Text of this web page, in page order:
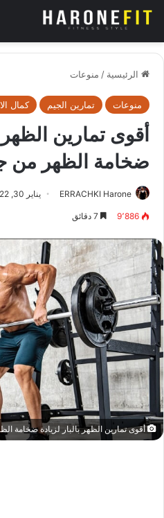
الرئيسية / منوعات
منوعات تمارين الجيم كمال
أقوى تمارين الظهر
ضخامة الظهر من
ERRACHKI Harone يناير 30, 2022
9٬886
أقوى تمارين الظهر بالبار لزيادة ضخامة